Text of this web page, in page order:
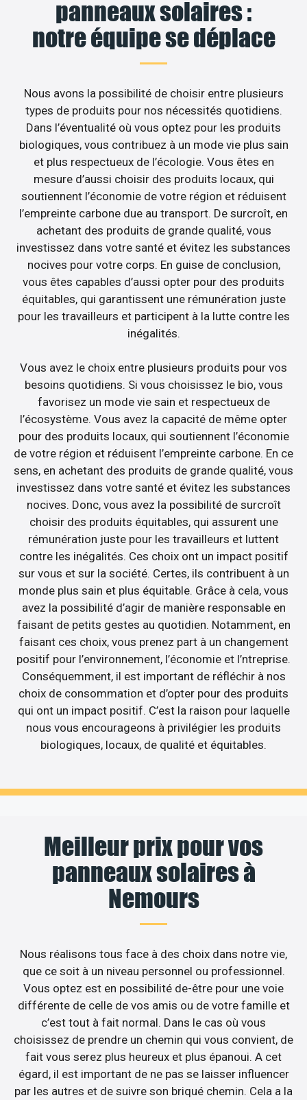
panneaux solaires :
notre équipe se déplace
Nous avons la possibilité de choisir entre plusieurs
types de produits pour nos nécessités quotidiens.
Dans l’éventualité où vous optez pour les produits
biologiques, vous contribuez à un mode vie plus sain
et plus respectueux de l’écologie. Vous êtes en
mesure d’aussi choisir des produits locaux, qui
soutiennent l’économie de votre région et réduisent
l’empreinte carbone due au transport. De surcroît, en
achetant des produits de grande qualité, vous
investissez dans votre santé et évitez les substances
nocives pour votre corps. En guise de conclusion,
vous êtes capables d’aussi opter pour des produits
équitables, qui garantissent une rémunération juste
pour les travailleurs et participent à la lutte contre les
inégalités.
Vous avez le choix entre plusieurs produits pour vos
besoins quotidiens. Si vous choisissez le bio, vous
favorisez un mode vie sain et respectueux de
l’écosystème. Vous avez la capacité de même opter
pour des produits locaux, qui soutiennent l’économie
de votre région et réduisent l’empreinte carbone. En ce
sens, en achetant des produits de grande qualité, vous
investissez dans votre santé et évitez les substances
nocives. Donc, vous avez la possibilité de surcroît
choisir des produits équitables, qui assurent une
rémunération juste pour les travailleurs et luttent
contre les inégalités. Ces choix ont un impact positif
sur vous et sur la société. Certes, ils contribuent à un
monde plus sain et plus équitable. Grâce à cela, vous
avez la possibilité d’agir de manière responsable en
faisant de petits gestes au quotidien. Notamment, en
faisant ces choix, vous prenez part à un changement
positif pour l’environnement, l’économie et l’ntreprise.
Conséquemment, il est important de réfléchir à nos
choix de consommation et d’opter pour des produits
qui ont un impact positif. C’est la raison pour laquelle
nous vous encourageons à privilégier les produits
biologiques, locaux, de qualité et équitables.
Meilleur prix pour vos
panneaux solaires à
Nemours
Nous réalisons tous face à des choix dans notre vie,
que ce soit à un niveau personnel ou professionnel.
Vous optez est en possibilité de-être pour une voie
différente de celle de vos amis ou de votre famille et
c’est tout à fait normal. Dans le cas où vous
choisissez de prendre un chemin qui vous convient, de
fait vous serez plus heureux et plus épanoui. A cet
égard, il est important de ne pas se laisser influencer
par les autres et de suivre son briqué chemin. Cela a la